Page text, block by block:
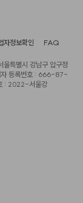
자정보확인 FAQ
울특별시 강남구 압구정
자 등록번호 : 666-87-
: 2022-서울강